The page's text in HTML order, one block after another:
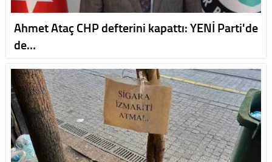
Ahmet Ataç CHP defterini kapattı: YENİ Parti'de
de…